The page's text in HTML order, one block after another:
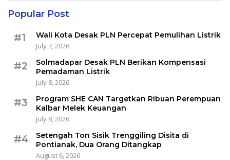
Popular Post
#1
Wali Kota Desak PLN Percepat Pemulihan Listrik
July 7, 2026
#2
Solmadapar Desak PLN Berikan Kompensasi
Pemadaman Listrik
July 8, 2026
#3
Program SHE CAN Targetkan Ribuan Perempuan
Kalbar Melek Keuangan
July 8, 2026
#4
Setengah Ton Sisik Trenggiling Disita di
Pontianak, Dua Orang Ditangkap
August 6, 2026